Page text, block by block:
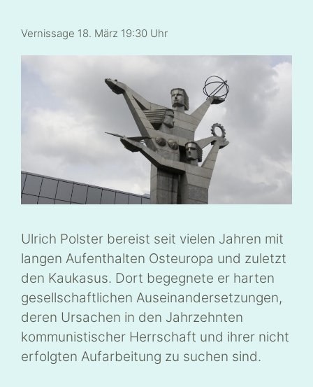
Vernissage 18. März 19:30 Uhr
Ulrich Polster bereist seit vielen Jahren mit
langen Aufenthalten Osteuropa und zuletzt
den Kaukasus. Dort begegnete er harten
gesellschaftlichen Auseinandersetzungen,
deren Ursachen in den Jahrzehnten
kommunistischer Herrschaft und ihrer nicht
erfolgten Aufarbeitung zu suchen sind.